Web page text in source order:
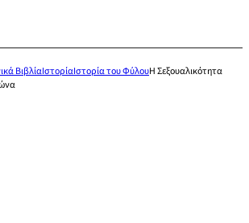
ΒιβλίαΙστορίαΙστορία του ΦύλουΗ Σεξουαλικότητα